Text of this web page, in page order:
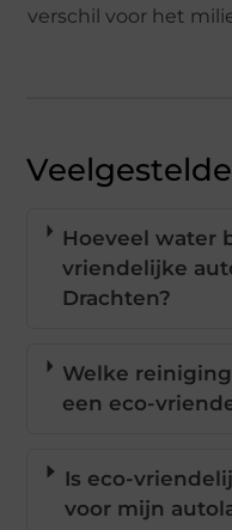
verschil voor het
Hoeveel water
vriendelijke
Drachten?
Welke
een eco-
Is eco-
voor mijn